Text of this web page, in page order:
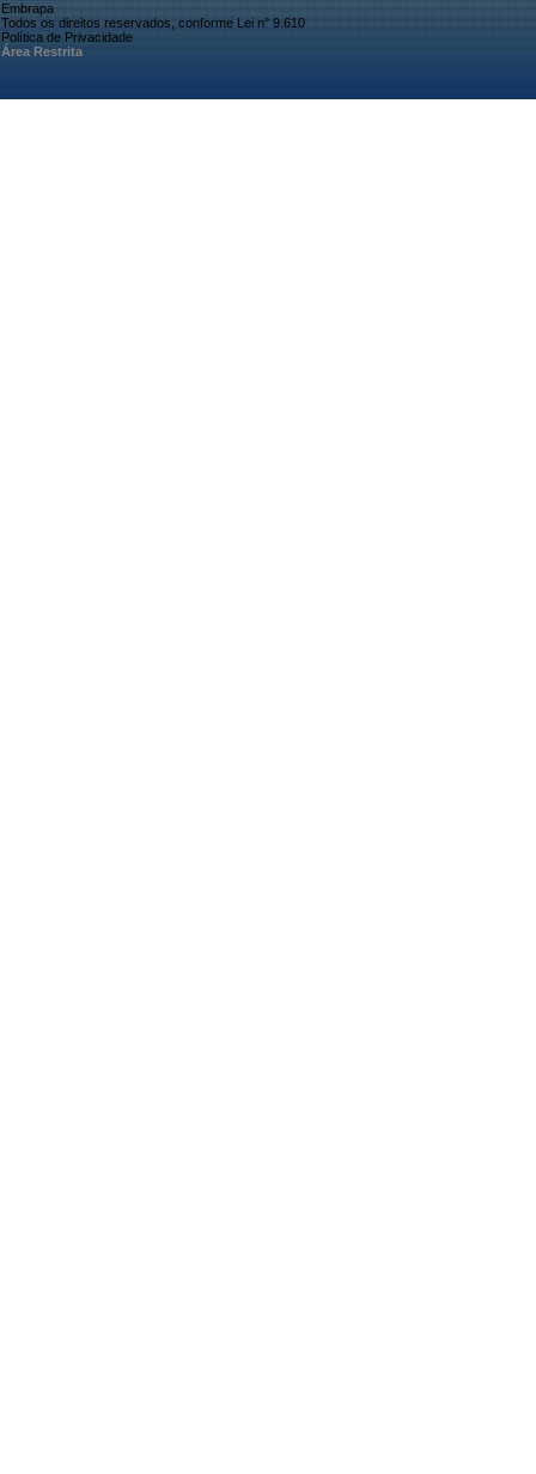
Embrapa
Todos os direitos reservados, conforme Lei n° 9.610
Política de Privacidade
Área Restrita